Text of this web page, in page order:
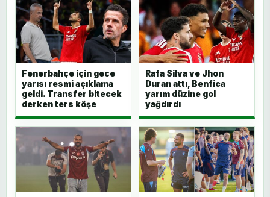
Fenerbahçe için gece
yarısı resmi açıklama
geldi. Transfer bitecek
derken ters köşe
Rafa Silva ve Jhon
Duran attı, Benfica
yarım düzine gol
yağdırdı